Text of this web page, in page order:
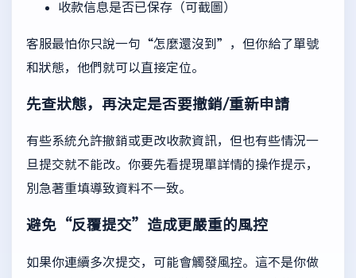
收款信息是否已保存（可截圖）
客服最怕你只說一句“怎麼還沒到”，但你給了單號
和狀態，他們就可以直接定位。
先查狀態，再決定是否要撤銷/重新申請
有些系統允許撤銷或更改收款資訊，但也有些情況一
旦提交就不能改。你要先看提現單詳情的操作提示，
別急著重填導致資料不一致。
避免“反覆提交”造成更嚴重的風控
如果你連續多次提交，可能會觸發風控。這不是你做